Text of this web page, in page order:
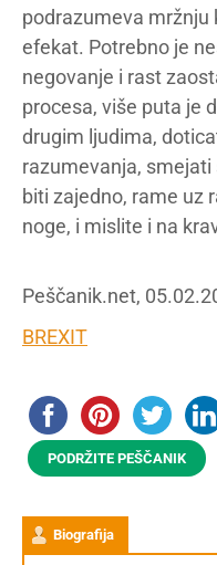
podrazumeva mržnju
efekat. Potrebno je
negovanje i rast
procesa, više puta je
drugim ljudima,
razumevanja, smejati
biti zajedno, rame uz
noge, i mislite i na
Peščanik.net,
BREXIT
PODRŽITE PEŠČANIK
Biografija